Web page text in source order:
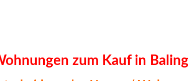
zum Kauf in